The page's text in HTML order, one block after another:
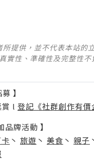
所提供，並不代表本站的
實性、準確性及完整性
】
l 登記《社群創作有價
品牌活動 】
丶 旅遊 丶 美食 丶 親子